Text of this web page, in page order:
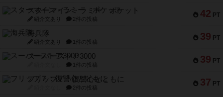
42 PT
スターマイン・ラミー ポケット
紹介文あり 2件の投稿
39 PT
海兵隊
紹介文あり 1件の投稿
39 PT
スーパーストア3000
1件の投稿
37 PT
フリップ７：復讐心とともに
2件の投稿